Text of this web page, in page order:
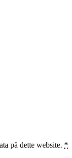
på dette website. *